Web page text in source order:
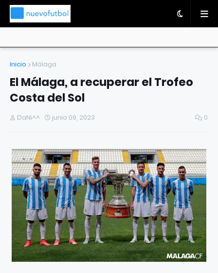
Inicio Málaga
El Málaga, a recuperar el Trofeo
Costa del Sol
DaNi^^ junio 09, 2023 0